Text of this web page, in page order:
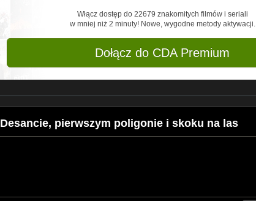
Włącz dostęp do 22679 znakomitych filmów i seriali
w mniej niż 2 minuty! Nowe, wygodne metody aktywacji.
Dołącz do CDA Premium
pierwszym poligonie i skoku na las